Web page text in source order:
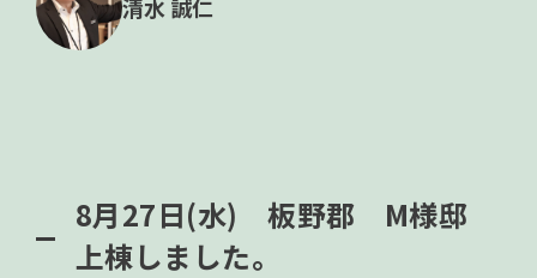
清水 誠仁
8月27日(水) 板野郡 M様邸
上棟しました。